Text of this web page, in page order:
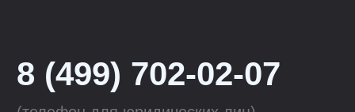
Сотрудничество
О компании